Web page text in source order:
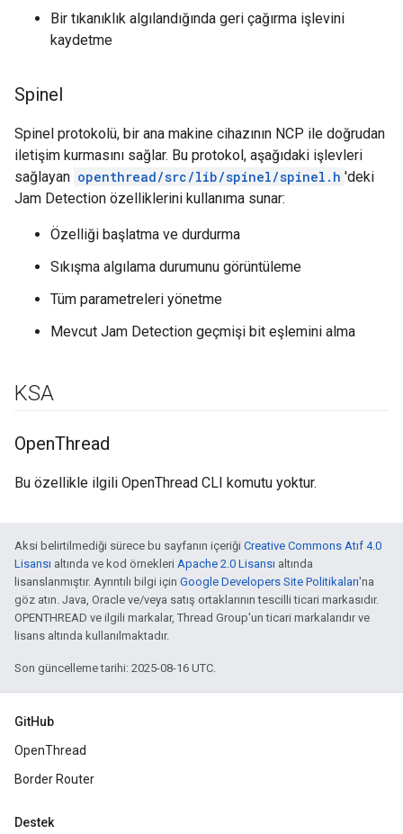
Bir tıkanıklık algılandığında geri çağırma işlevini
kaydetme
Spinel
Spinel protokolü, bir ana makine cihazının NCP ile doğrudan
iletişim kurmasını sağlar. Bu protokol, aşağıdaki işlevleri
sağlayan openthread/src/lib/spinel/spinel.h 'deki
Jam Detection özelliklerini kullanıma sunar:
Özelliği başlatma ve durdurma
Sıkışma algılama durumunu görüntüleme
Tüm parametreleri yönetme
Mevcut Jam Detection geçmişi bit eşlemini alma
KSA
OpenThread
Bu özellikle ilgili OpenThread CLI komutu yoktur.
Aksi belirtilmediği sürece bu sayfanın içeriği Creative Commons Atıf 4.0
Lisansı altında ve kod örnekleri Apache 2.0 Lisansı altında
lisanslanmıştır. Ayrıntılı bilgi için Google Developers Site Politikaları'na
göz atın. Java, Oracle ve/veya satış ortaklarının tescilli ticari markasıdır.
OPENTHREAD ve ilgili markalar, Thread Group'un ticari markalarıdır ve
lisans altında kullanılmaktadır.
Son güncelleme tarihi: 2025-08-16 UTC.
GitHub
OpenThread
Border Router
Destek